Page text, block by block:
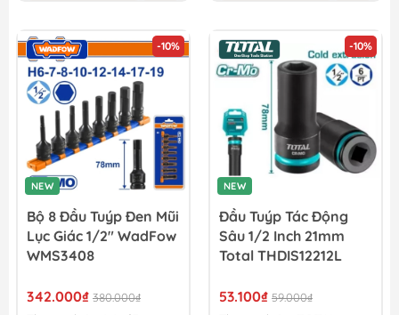
-10%
NEW
Bộ 8 Đầu Tuýp Đen Mũi
Lục Giác 1/2" WadFow
WMS3408
342.000₫ 380.000₫
-10%
NEW
Đầu Tuýp Tác Động
Sâu 1/2 Inch 21mm
Total THDIS12212L
53.100₫ 59.000₫